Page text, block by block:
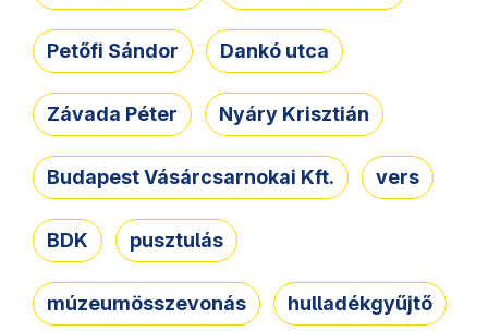
Petőfi Sándor Dankó utca
Závada Péter Nyáry Krisztián
Budapest Vásárcsarnokai Kft. vers
BDK pusztulás
múzeumösszevonás hulladékgyűjtő